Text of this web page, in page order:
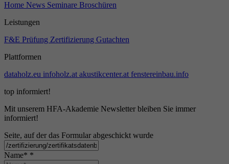
Home News Seminare Broschüren
Leistungen
F&E Prüfung Zertifizierung Gutachten
Plattformen
dataholz.eu infoholz.at akustikcenter.at fenstereinbau.info
top informiert!
Mit unserem HFA-Akademie Newsletter bleiben Sie immer
informiert!
Seite, auf der das Formular abgeschickt wurde
Name* *